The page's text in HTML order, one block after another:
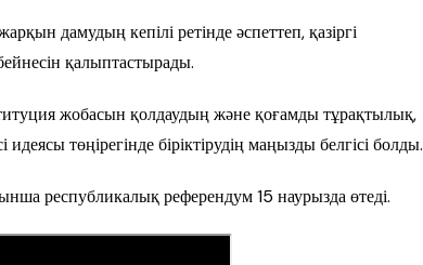
дамудың кепілі ретінде әспеттеп, қазіргі
қалыптастырады.
жобасын қолдаудың және қоғамды тұрақтылық,
төңірегінде біріктірудің маңызды белгісі болды.
республикалық референдум 15 наурызда өтеді.